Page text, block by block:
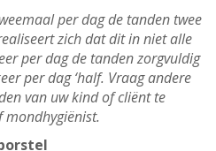
per dag de tanden twee
zich dat dit in niet alle
per dag de tanden zorgvuldig
per dag ‘half. Vraag andere
van uw kind of cliënt te